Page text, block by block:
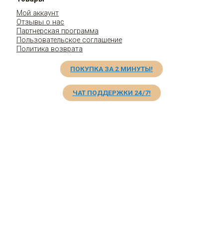
Мой аккаунт
Отзывы о нас
Партнерская программа
Пользовательское соглашение
Политика возврата
ПОКУПКА ЗА 2 МИНУТЫ!
ЧАТ ПОДДЕРЖКИ 24/7!